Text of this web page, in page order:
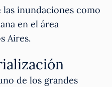
inundaciones como
en el área
Aires.
de los grandes